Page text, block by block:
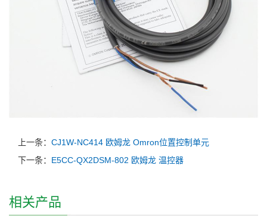
上一条： CJ1W-NC414 欧姆龙 Omron位置控制单元
下一条： E5CC-QX2DSM-802 欧姆龙 温控器
相关产品